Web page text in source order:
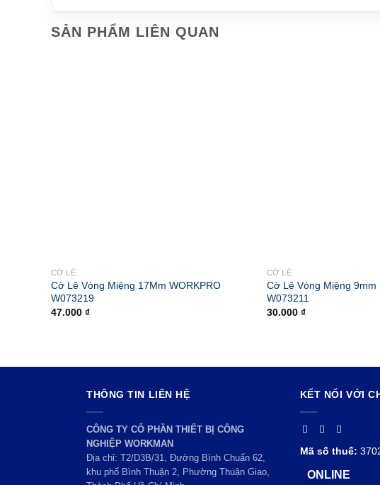
SẢN PHẨM LIÊN QUAN
CỜ LÊ
Cờ Lê Vòng Miệng 17Mm WORKPRO
W073219
47.000 ₫
CỜ LÊ
Cờ Lê Vòng Miệng 9mm
W073211
30.000 ₫
THÔNG TIN LIÊN HỆ
CÔNG TY CỔ PHẦN THIẾT BỊ CÔNG
NGHIỆP WORKMAN
Địa chỉ: T2/D3B/31, Đường Bình Chuẩn 62,
khu phố Bình Thuận 2, Phường Thuận Giao,
KẾT NỐI VỚI
Mã số thuế:
ONLINE